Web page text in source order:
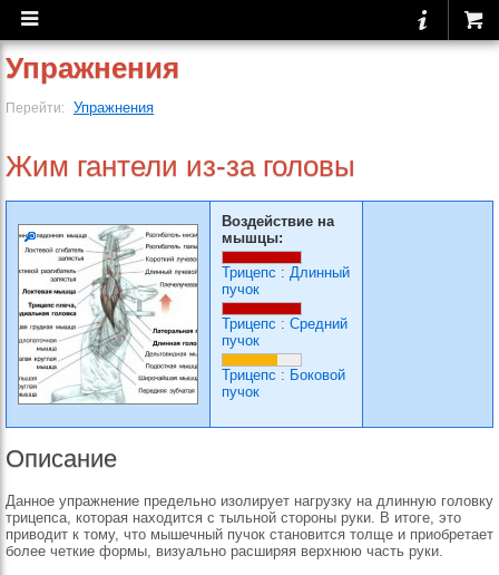
Упражнения
Перейти: Упражнения
Жим гантели из-за головы
Воздействие на
мышцы:
Трицепс : Длинный
пучок
Трицепс : Средний
пучок
Трицепс : Боковой
пучок
Описание
Данное упражнение предельно изолирует нагрузку на длинную головку
трицепса, которая находится с тыльной стороны руки. В итоге, это
приводит к тому, что мышечный пучок становится толще и приобретает
более четкие формы, визуально расширяя верхнюю часть руки.